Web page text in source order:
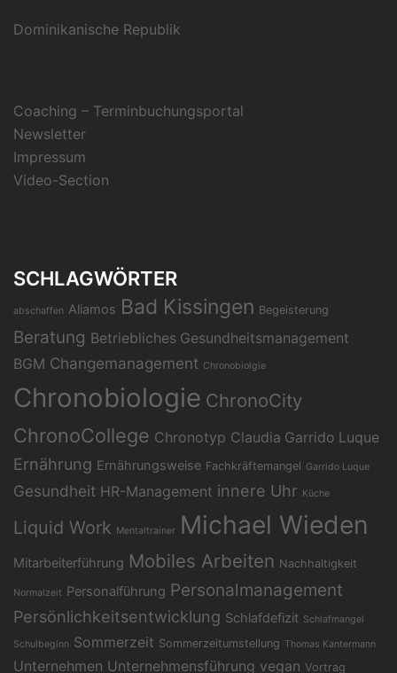
Dominikanische Republik
Coaching – Terminbuchungsportal
Newsletter
Impressum
Video-Section
SCHLAGWÖRTER
abschaffen Aliamos Bad Kissingen Begeisterung
Beratung Betriebliches Gesundheitsmanagement
BGM Changemanagement Chronobiolgie
Chronobiologie ChronoCity
ChronoCollege Chronotyp Claudia Garrido Luque
Ernährung Ernährungsweise Fachkräftemangel Garrido Luque
Gesundheit HR-Management innere Uhr Küche
Liquid Work Mentaltrainer Michael Wieden
Mitarbeiterführung Mobiles Arbeiten Nachhaltigkeit
Normalzeit Personalführung Personalmanagement
Persönlichkeitsentwicklung Schlafdefizit Schlafmangel
Schulbeginn Sommerzeit Sommerzeitumstellung Thomas Kantermann
Unternehmen Unternehmensführung vegan Vortrag